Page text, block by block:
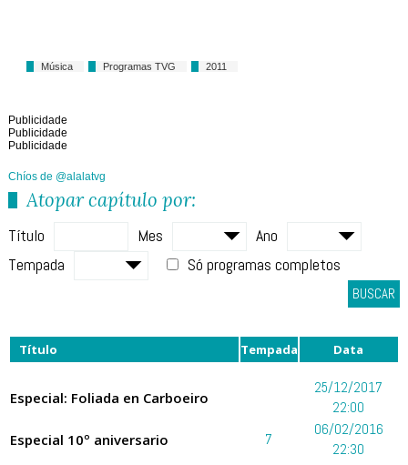
Música Programas TVG 2011
Publicidade
Publicidade
Publicidade
Chíos de @alalatvg
Atopar capítulo por:
Título Mes
Ano
Tempada
Só programas completos
BUSCAR
Título Tempada Data
Especial: Foliada en Carboeiro
25/12/2017
22:00
Especial 10º aniversario 7
06/02/2016
22:30